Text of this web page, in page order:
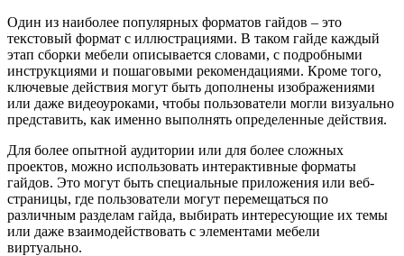
Один из наиболее популярных форматов гайдов – это
текстовый формат с иллюстрациями. В таком гайде каждый
этап сборки мебели описывается словами, с подробными
инструкциями и пошаговыми рекомендациями. Кроме того,
ключевые действия могут быть дополнены изображениями
или даже видеоуроками, чтобы пользователи могли визуально
представить, как именно выполнять определенные действия.
Для более опытной аудитории или для более сложных
проектов, можно использовать интерактивные форматы
гайдов. Это могут быть специальные приложения или веб-
страницы, где пользователи могут перемещаться по
различным разделам гайда, выбирать интересующие их темы
или даже взаимодействовать с элементами мебели
виртуально.